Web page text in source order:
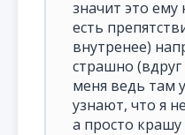
значит это ему
есть
внутренее)
страшно
меня ведь там
узнают, что я
а просто крашу